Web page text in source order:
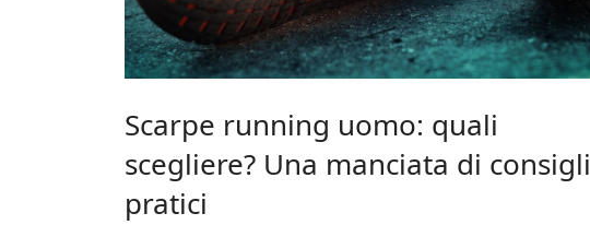
Scarpe running uomo: quali
scegliere? Una manciata di consigli
pratici